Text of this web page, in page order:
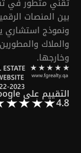
بين المنصات
ونموذج استشاري
والملاك
وخارجها.
التقييم على Google
4.8